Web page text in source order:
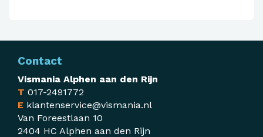
Contact
Vismania Alphen aan den Rijn
T 017-2491772
E klantenservice@vismania.nl
Van Foreestlaan 10
2404 HC Alphen aan den Rijn